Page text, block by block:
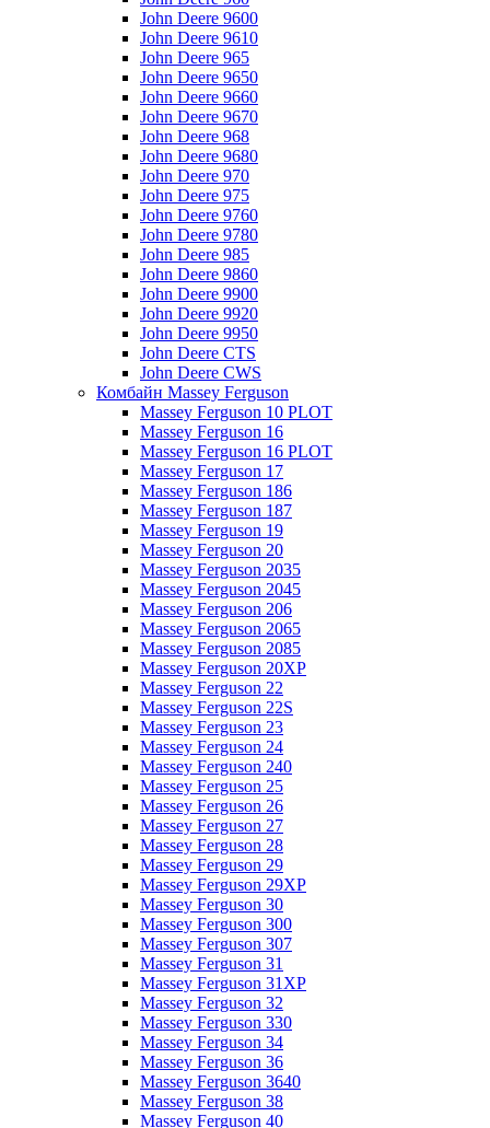
John Deere 9600
John Deere 9610
John Deere 965
John Deere 9650
John Deere 9660
John Deere 9670
John Deere 968
John Deere 9680
John Deere 970
John Deere 975
John Deere 9760
John Deere 9780
John Deere 985
John Deere 9860
John Deere 9900
John Deere 9920
John Deere 9950
John Deere CTS
John Deere CWS
Комбайн Massey Ferguson
Massey Ferguson 10 PLOT
Massey Ferguson 16
Massey Ferguson 16 PLOT
Massey Ferguson 17
Massey Ferguson 186
Massey Ferguson 187
Massey Ferguson 19
Massey Ferguson 20
Massey Ferguson 2035
Massey Ferguson 2045
Massey Ferguson 206
Massey Ferguson 2065
Massey Ferguson 2085
Massey Ferguson 20XP
Massey Ferguson 22
Massey Ferguson 22S
Massey Ferguson 23
Massey Ferguson 24
Massey Ferguson 240
Massey Ferguson 25
Massey Ferguson 26
Massey Ferguson 27
Massey Ferguson 28
Massey Ferguson 29
Massey Ferguson 29XP
Massey Ferguson 30
Massey Ferguson 300
Massey Ferguson 307
Massey Ferguson 31
Massey Ferguson 31XP
Massey Ferguson 32
Massey Ferguson 330
Massey Ferguson 34
Massey Ferguson 36
Massey Ferguson 3640
Massey Ferguson 38
Massey Ferguson 40